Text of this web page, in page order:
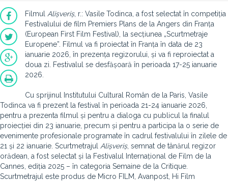
Filmul Alișveriș, r.: Vasile Todinca, a fost selectat în competiția
Festivalului de film Premiers Plans de la Angers din Franța
(European First Film Festival), la secțiunea „Scurtmetraje
Europene”. Filmul va fi proiectat în Franța în data de 23
ianuarie 2026, în prezența regizorului, și va fi reproiectat a
doua zi. Festivalul se desfășoară în perioada 17-25 ianuarie
2026.
Cu sprijinul Institutului Cultural Român de la Paris, Vasile
Todinca va fi prezent la festival în perioada 21-24 ianuarie 2026,
pentru a prezenta filmul și pentru a dialoga cu publicul la finalul
proiecției din 23 ianuarie, precum și pentru a participa la o serie de
evenimente profesionale programate în cadrul festivalului în zilele de
21 și 22 ianuarie. Scurtmetrajul Alișveriș, semnat de tânărul regizor
orădean, a fost selectat și la Festivalul Internațional de Film de la
Cannes, ediția 2025 – în categoria Semaine de la Critique.
Scurtmetrajul este produs de Micro FILM, Avanpost, Hi Film